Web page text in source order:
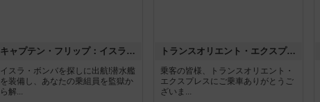
キャプテン・フリップ：イスラ・ボンバ
イスラ・ボンバを探しに出航!潜水艦
を装備し、あなたの乗組員を監獄か
ら解...
トランスオリエント・エクスプレス
乗客の皆様、トランスオリエント・
エクスプレスにご乗車ありがとうご
ざいま...